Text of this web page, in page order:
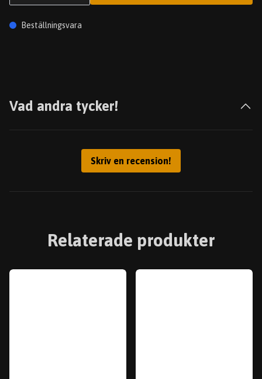
Beställningsvara
Vad andra tycker!
Skriv en recension!
Relaterade produkter